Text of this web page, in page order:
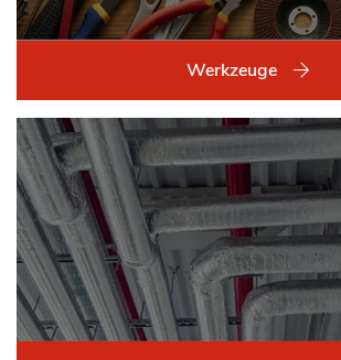
Werkzeuge